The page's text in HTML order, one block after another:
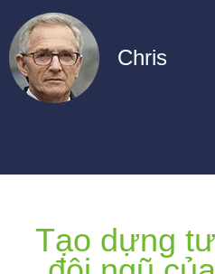
Chris
Tạo dựng